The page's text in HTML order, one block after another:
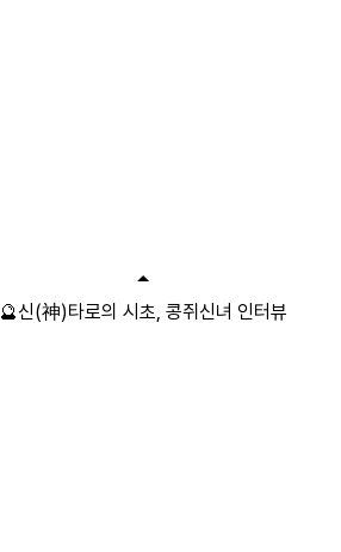
🔮신(神)타로의 시초, 콩쥐신녀 인터뷰